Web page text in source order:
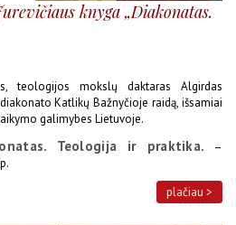
knyga „Diakonatas.
teologijos mokslų daktaras Algirdas
Katlikų Bažnyčioje raidą, išsamiai
galimybes Lietuvoje.
Teologija ir praktika. –
plačiau >